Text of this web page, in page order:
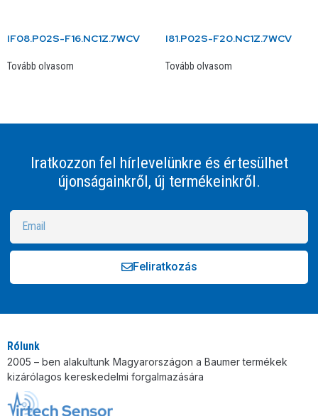
IF08.P02S-F16.NC1Z.7WCV
Tovább olvasom
I81.P02S-F20.NC1Z.7WCV
Tovább olvasom
Iratkozzon fel hírlevelünkre és értesülhet
újonságainkről, új termékeinkről.
Feliratkozás
Rólunk
2005 – ben alakultunk Magyarországon a Baumer termékek
kizárólagos kereskedelmi forgalmazására